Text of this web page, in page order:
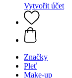
Vytvořit účet
Značky
Pleť
Make-up